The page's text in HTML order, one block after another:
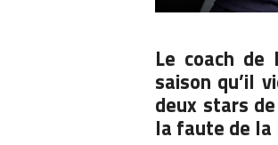
Le coach
saison qu’il
deux stars
la faute de la